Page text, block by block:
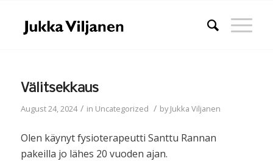
Välitsekkaus
August 24, 2024 / in Uncategorized / byJukka Viljanen
Olen käynyt fysioterapeutti Santtu Rannan
pakeilla jo lähes 20 vuoden ajan.